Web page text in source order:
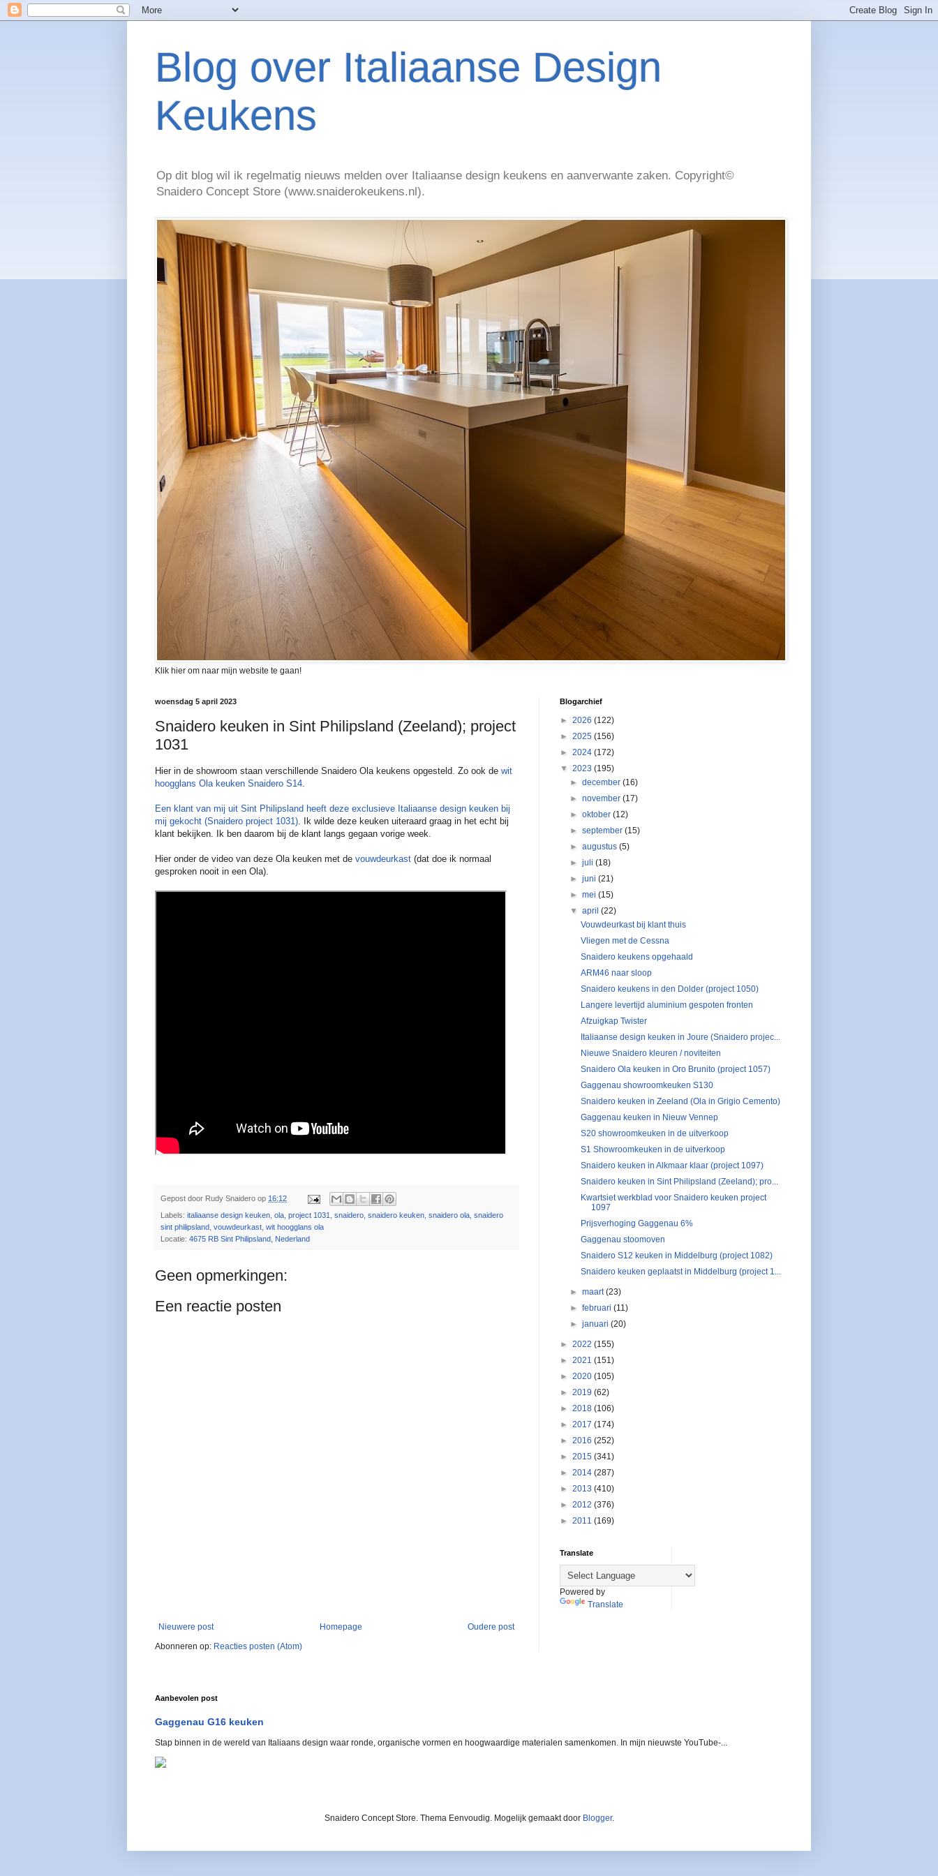
Blog over Italiaanse Design
Keukens
Op dit blog wil ik regelmatig nieuws melden over Italiaanse design keukens en aanverwante zaken. Copyright©
Snaidero Concept Store (www.snaiderokeukens.nl).
Klik hier om naar mijn website te gaan!
woensdag 5 april 2023
Snaidero keuken in Sint Philipsland (Zeeland); project
1031
Hier in de showroom staan verschillende Snaidero Ola keukens opgesteld. Zo ook de wit
hoogglans Ola keuken Snaidero S14.
Een klant van mij uit Sint Philipsland heeft deze exclusieve Italiaanse design keuken bij
mij gekocht (Snaidero project 1031). Ik wilde deze keuken uiteraard graag in het echt bij
klant bekijken. Ik ben daarom bij de klant langs gegaan vorige week.
Hier onder de video van deze Ola keuken met de vouwdeurkast (dat doe ik normaal
gesproken nooit in een Ola).
Gepost door Rudy Snaidero op 16:12
Labels: italiaanse design keuken, ola, project 1031, snaidero, snaidero keuken, snaidero ola, snaidero
sint philipsland, vouwdeurkast, wit hoogglans ola
Locatie: 4675 RB Sint Philipsland, Nederland
Geen opmerkingen:
Een reactie posten
Nieuwere post Oudere post
Homepage
Abonneren op: Reacties posten (Atom)
Blogarchief
► 2026 (122)
► 2025 (156)
► 2024 (172)
▼ 2023 (195)
►december(16)
►november(17)
►oktober(12)
►september(15)
►augustus(5)
►juli(18)
►juni(21)
►mei(15)
▼april(22)
Vouwdeurkast bij klant thuis
Vliegen met de Cessna
Snaidero keukens opgehaald
ARM46 naar sloop
Snaidero keukens in den Dolder (project 1050)
Langere levertijd aluminium gespoten fronten
Afzuigkap Twister
Italiaanse design keuken in Joure (Snaidero projec...
Nieuwe Snaidero kleuren / noviteiten
Snaidero Ola keuken in Oro Brunito (project 1057)
Gaggenau showroomkeuken S130
Snaidero keuken in Zeeland (Ola in Grigio Cemento)
Gaggenau keuken in Nieuw Vennep
S20 showroomkeuken in de uitverkoop
S1 Showroomkeuken in de uitverkoop
Snaidero keuken in Alkmaar klaar (project 1097)
Snaidero keuken in Sint Philipsland (Zeeland); pro...
Kwartsiet werkblad voor Snaidero keuken project
1097
Prijsverhoging Gaggenau 6%
Gaggenau stoomoven
Snaidero S12 keuken in Middelburg (project 1082)
Snaidero keuken geplaatst in Middelburg (project 1...
►maart(23)
►februari(11)
►januari(20)
► 2022 (155)
► 2021 (151)
► 2020 (105)
► 2019 (62)
► 2018 (106)
► 2017 (174)
► 2016 (252)
► 2015 (341)
► 2014 (287)
► 2013 (410)
► 2012 (376)
► 2011 (169)
Translate
Powered by
Translate
Aanbevolen post
Gaggenau G16 keuken
Stap binnen in de wereld van Italiaans design waar ronde, organische vormen en hoogwaardige materialen samenkomen. In mijn nieuwste YouTube-...
Snaidero Concept Store. Thema Eenvoudig. Mogelijk gemaakt door Blogger.